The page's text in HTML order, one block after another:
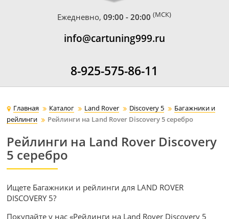
Ежедневно,09:00 - 20:00 (МСК)
info@cartuning999.ru
8-925-575-86-11
Главная Каталог Land Rover Discovery 5
Багажники и
рейлинги
Рейлинги на Land Rover Discovery 5 серебро
Рейлинги на Land Rover Discovery
5 серебро
Ищете Багажники и рейлинги для LAND ROVER
DISCOVERY 5?
Покупайте у нас «Рейлинги на Land Rover Discovery 5